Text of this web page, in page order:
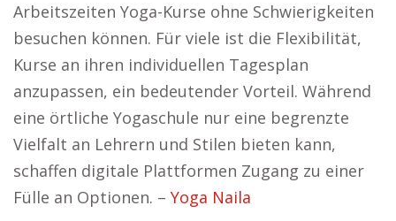
Arbeitszeiten Yoga-Kurse ohne Schwierigkeiten
besuchen können. Für viele ist die Flexibilität,
Kurse an ihren individuellen Tagesplan
anzupassen, ein bedeutender Vorteil. Während
eine örtliche Yogaschule nur eine begrenzte
Vielfalt an Lehrern und Stilen bieten kann,
schaffen digitale Plattformen Zugang zu einer
Fülle an Optionen. – Yoga Naila